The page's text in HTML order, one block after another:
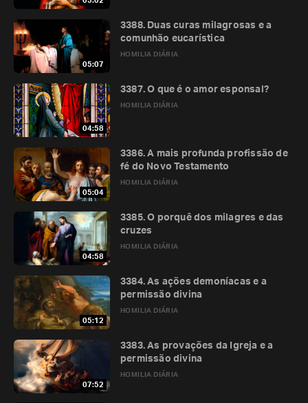
05:07
HOMILIA DIÁRIA
3388. Duas curas milagrosas e a
comunhão eucarística
04:58
HOMILIA DIÁRIA
3387. O que é o amor esponsal?
05:04
HOMILIA DIÁRIA
3386. A mais profunda profissão de
fé do Novo Testamento
04:58
HOMILIA DIÁRIA
3385. O porquê dos milagres e das
cruzes
05:12
HOMILIA DIÁRIA
3384. As ações demoníacas e a
permissão divina
07:52
HOMILIA DIÁRIA
3383. As provações da Igreja e a
permissão divina